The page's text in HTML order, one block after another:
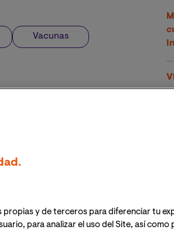
Vacunas
y
y de terceros para diferenciar tu
para analizar el uso del Site, así como